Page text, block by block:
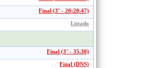
Final (3° - 20:20.47)
Listado
Final (3° - 35.30)
Final (DNS)